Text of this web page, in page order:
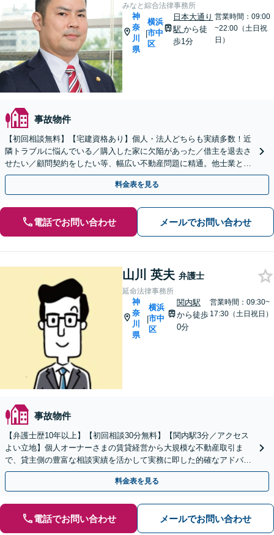
みなと綜合法律事務所
神
奈
川
県
|
横浜
市中
区
日本大通り
駅から徒
歩1分
営業時間：09:00
~22:00（土日祝
日）
事故物件
【初回相談無料】【宅建資格あり】個人・法人どちらも実績多数！近
隣トラブルに悩んでいる／購入した家に欠陥があった／借主を退去さ
せたい／顧問契約をしたい等、幅広い不動産問題に精通。他士業と連
携し、スピード解決へ尽力します【日本大通り駅2分】
料金表を見る
電話でお問い合わせ メールでお問い合わせ
山川 英夫 弁護士
延命法律事務所
神
奈
川
県
|
横浜
市中
区
関内駅
から徒歩
0分
営業時間：09:30~
17:30（土日祝日）
事故物件
【弁護士歴10年以上】【初回相談30分無料】【関内駅3分／アクセス
よい立地】個人オーナーさまの賃貸経営から大規模な不動産取引ま
で、貸主側の豊富な相談実績を活かして実務に即した的確なアドバイ
スを提供「地域密着／他業種と連携」【WEB面談対応】
料金表を見る
電話でお問い合わせ メールでお問い合わせ